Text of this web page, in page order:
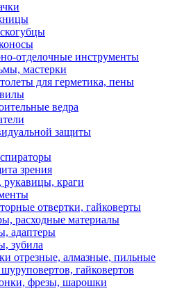
отделочные инструменты
мастерки
для герметика, пены
ведра
защиты
зрения
рукавицы, краги
отвертки, гайковерты
расходные материалы
адаптеры
зубила
отрезные, алмазные, пильные
гайковертов
фрезы, шарошки